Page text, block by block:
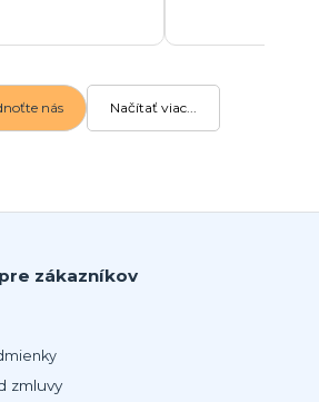
nás Načítať viac...
zákazníkov
zmluvy